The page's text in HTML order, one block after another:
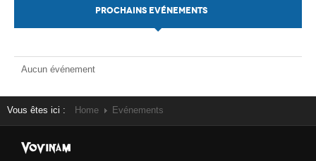
PROCHAINS EVÉNEMENTS
Aucun événement
Vous êtes ici : Home Evénements